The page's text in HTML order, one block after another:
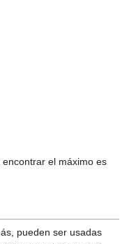
el máximo es
pueden ser usadas